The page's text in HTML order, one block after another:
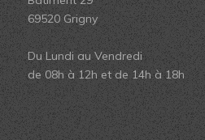
69520 Grigny
Du Lundi au Vendredi
de 08h à 12h et de 14h à 18h